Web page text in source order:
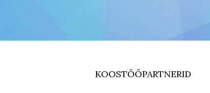
KOOSTÖÖPARTNERID